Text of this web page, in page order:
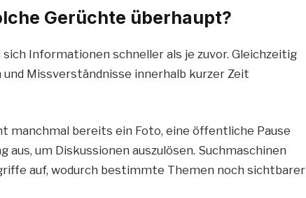
Gerüchte überhaupt?
Informationen schneller als je zuvor. Gleichzeitig
Missverständnisse innerhalb kurzer Zeit
manchmal bereits ein Foto, eine öffentliche Pause
aus, um Diskussionen auszulösen. Suchmaschinen
auf, wodurch bestimmte Themen noch sichtbarer